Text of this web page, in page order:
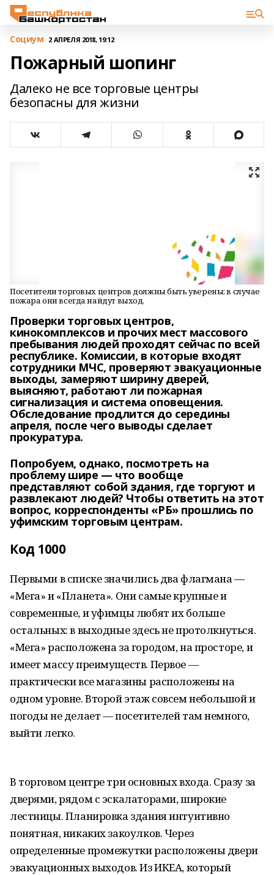
Cоциум 2 АПРЕЛЯ 2018, 19:12
Пожарный шопинг
Далеко не все торговые центры
безопасны для жизни
Посетители торговых центров должны быть уверены: в случае
пожара они всегда найдут выход.
Проверки торговых центров,
кинокомплексов и прочих мест массового
пребывания людей проходят сейчас по всей
республике. Комиссии, в которые входят
сотрудники МЧС, проверяют эвакуационные
выходы, замеряют ширину дверей,
выясняют, работают ли пожарная
сигнализация и система оповещения.
Обследование продлится до середины
апреля, после чего выводы сделает
прокуратура.
Попробуем, однако, посмотреть на
проблему шире — что вообще
представляют собой здания, где торгуют и
развлекают людей? Чтобы ответить на этот
вопрос, корреспонденты «РБ» прошлись по
уфимским торговым центрам.
Код 1000
Первыми в списке значились два флагмана —
«Мега» и «Планета». Они самые крупные и
современные, и уфимцы любят их больше
остальных: в выходные здесь не протолкнуться.
«Мега» расположена за городом, на просторе, и
имеет массу преимуществ. Первое —
практически все магазины расположены на
одном уровне. Второй этаж совсем небольшой и
погоды не делает — посетителей там немного,
выйти легко.
В торговом центре три основных входа. Сразу за
дверями, рядом с эскалаторами, широкие
лестницы. Планировка здания интуитивно
понятная, никаких закоулков. Через
определенные промежутки расположены двери
эвакуационных выходов. Из ИКЕА, который